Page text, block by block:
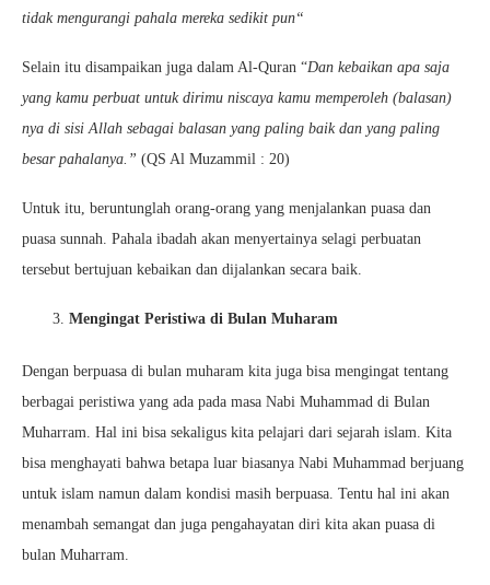
tidak mengurangi pahala mereka sedikit pun“
Selain itu disampaikan juga dalam Al-Quran “Dan kebaikan apa saja
yang kamu perbuat untuk dirimu niscaya kamu memperoleh (balasan)
nya di sisi Allah sebagai balasan yang paling baik dan yang paling
besar pahalanya.” (QS Al Muzammil : 20)
Untuk itu, beruntunglah orang-orang yang menjalankan puasa dan
puasa sunnah. Pahala ibadah akan menyertainya selagi perbuatan
tersebut bertujuan kebaikan dan dijalankan secara baik.
Mengingat Peristiwa di Bulan Muharam
Dengan berpuasa di bulan muharam kita juga bisa mengingat tentang
berbagai peristiwa yang ada pada masa Nabi Muhammad di Bulan
Muharram. Hal ini bisa sekaligus kita pelajari dari sejarah islam. Kita
bisa menghayati bahwa betapa luar biasanya Nabi Muhammad berjuang
untuk islam namun dalam kondisi masih berpuasa. Tentu hal ini akan
menambah semangat dan juga pengahayatan diri kita akan puasa di
bulan Muharram.